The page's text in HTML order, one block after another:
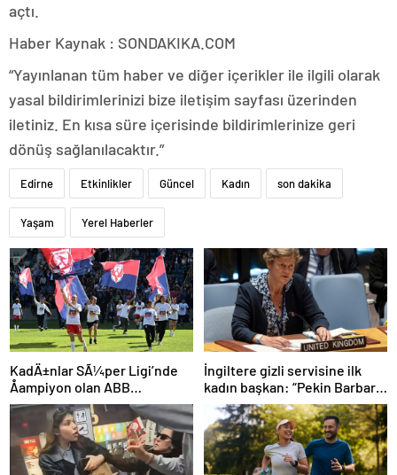
açtı.
Haber Kaynak : SONDAKIKA.COM
“Yayınlanan tüm haber ve diğer içerikler ile ilgili olarak
yasal bildirimlerinizi bize iletişim sayfası üzerinden
iletiniz. En kısa süre içerisinde bildirimlerinize geri
dönüş sağlanılacaktır.”
Edirne Etkinlikler Güncel Kadın son dakika
Yaşam Yerel Haberler
KadÄ±nlar SÃ¼per Ligi’nde
Åampiyon olan ABB
Fomget’ten FenerbahÃ§e’ye
gÃ¶nderme
İngiltere gizli servisine ilk
kadın başkan: “Pekin Barbara”
favori aday